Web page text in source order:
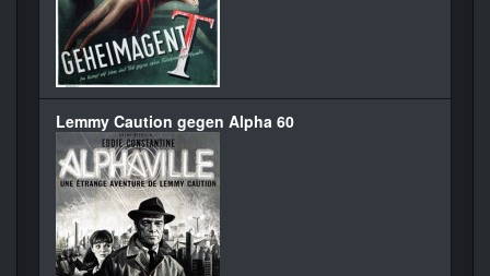
Lemmy Caution gegen Alpha 60